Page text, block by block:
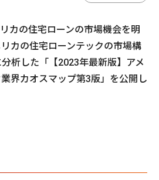
カの住宅ローンの市場機会を明
カの住宅ローンテックの市場構
析した「【2023年最新版】アメ
界カオスマップ第3版」を公開し